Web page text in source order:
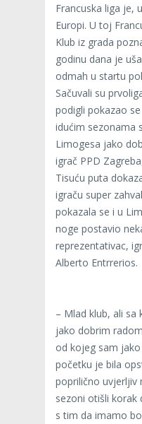
Francuska liga je,
Europi. U toj
Klub iz grada
godinu dana je
odmah u startu
Sačuvali su
podigli pokazao
idućim sezonama
Limogesa jako
igrač PPD
Tisuću puta
igraču super
pokazala se i u
noge postavio
reprezentativac,
Alberto Entrrerios.
– Mlad klub, ali sa
jako dobrim
od kojeg sam
početku je bila
poprilično uvjerljiv
sezoni otišli korak
s tim da imamo